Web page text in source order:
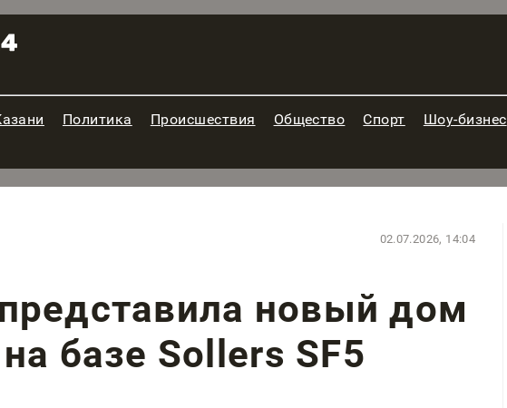
Политика Происшествия Общество Спорт Шоу-бизнес
02.07.2026, 14:04
новый дом
базе Sollers SF5